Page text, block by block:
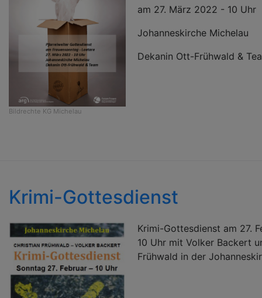
Bildrechte KG Michelau
am 27. März 2022 - 10 Uhr
Johanneskirche Michelau
Dekanin Ott-Frühwald &
Krimi-Gottesdienst
Krimi-Gottesdienst am 27.
10 Uhr mit Volker Backert
Frühwald in der